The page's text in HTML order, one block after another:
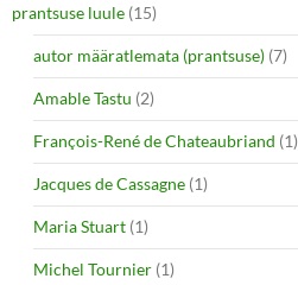
prantsuse luule (15)
autor määratlemata (prantsuse) (7)
Amable Tastu (2)
François-René de Chateaubriand (1)
Jacques de Cassagne (1)
Maria Stuart (1)
Michel Tournier (1)